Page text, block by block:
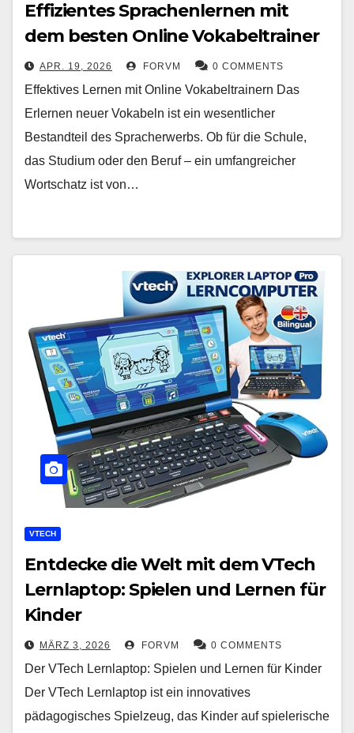
Effizientes Sprachenlernen mit
dem besten Online Vokabeltrainer
APR. 19, 2026 FORVM 0 COMMENTS
Effektives Lernen mit Online Vokabeltrainern Das
Erlernen neuer Vokabeln ist ein wesentlicher
Bestandteil des Spracherwerbs. Ob für die Schule,
das Studium oder den Beruf – ein umfangreicher
Wortschatz ist von…
VTECH
Entdecke die Welt mit dem VTech
Lernlaptop: Spielen und Lernen für
Kinder
MÄRZ 3, 2026 FORVM 0 COMMENTS
Der VTech Lernlaptop: Spielen und Lernen für Kinder
Der VTech Lernlaptop ist ein innovatives
pädagogisches Spielzeug, das Kinder auf spielerische